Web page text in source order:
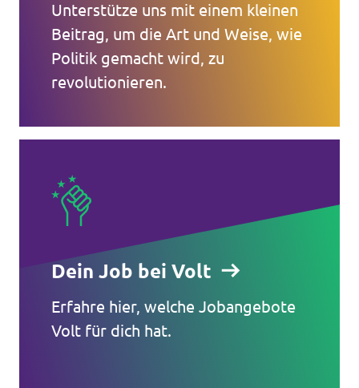
Unterstütze uns mit einem kleinen
Beitrag, um die Art und Weise, wie
Politik gemacht wird, zu
revolutionieren.
Dein Job bei Volt
Erfahre hier, welche Jobangebote
Volt für dich hat.